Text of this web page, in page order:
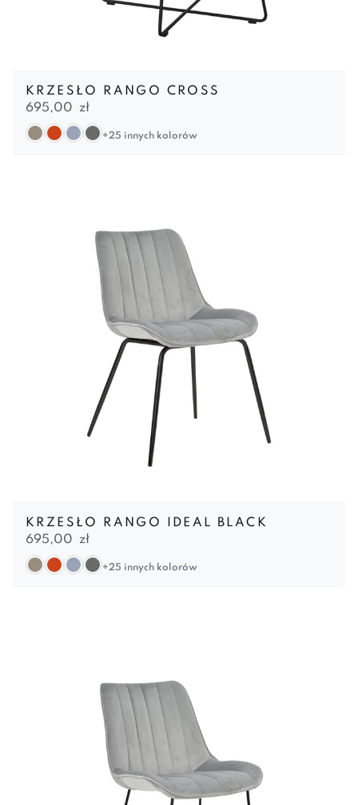
KRZESŁO RANGO CROSS
695,00 zł
+25 innych kolorów
KRZESŁO RANGO IDEAL BLACK
695,00 zł
+25 innych kolorów